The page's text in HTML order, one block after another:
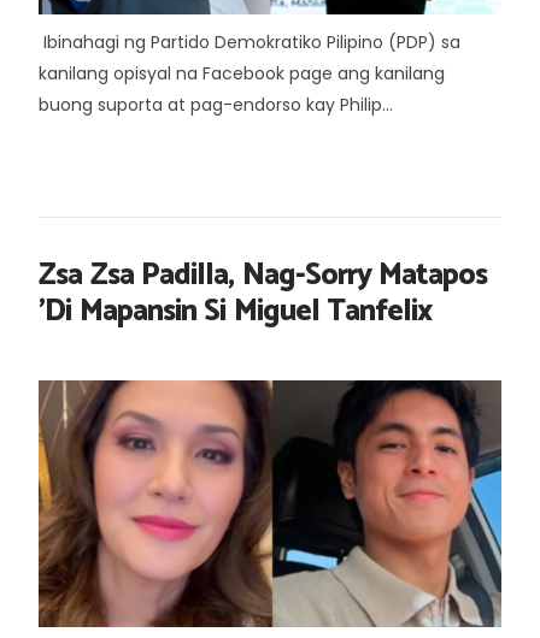
Ibinahagi ng Partido Demokratiko Pilipino (PDP) sa
kanilang opisyal na Facebook page ang kanilang
buong suporta at pag-endorso kay Philip...
Zsa Zsa Padilla, Nag-Sorry Matapos
'Di Mapansin Si Miguel Tanfelix